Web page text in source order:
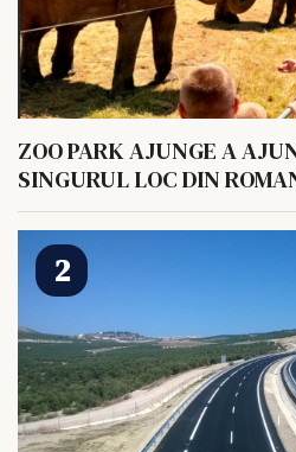
ZOO PARK AJUNGE A
SINGURUL LOC DIN
HRANI UN ELEFANT